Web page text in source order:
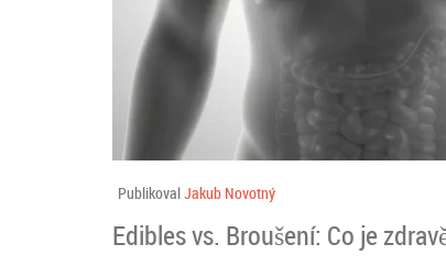
PublikovalJakub Novotný
Edibles vs. Broušení: Co je